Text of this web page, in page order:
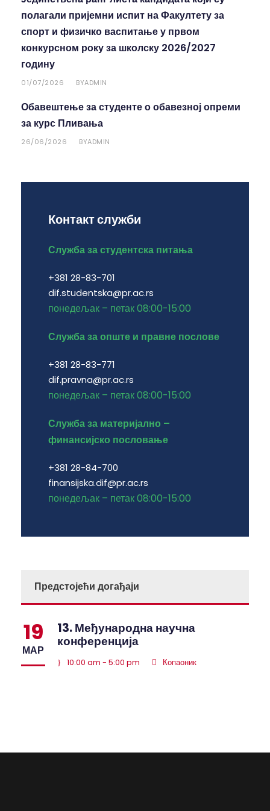
полагали пријемни испит на Факултету за
спорт и физичко васпитање у првом
конкурсном року за школску 2026/2027
годину
01/07/2026 BYADMIN
Обавештење за студенте о обавезној опреми
за курс Пливања
26/06/2026 BYADMIN
Контакт служби
Служба за студентска питања
+381 28-83-701
dif.studentska@pr.ac.rs
понедељак – петак 08:00-15:00
Служба за опште и правне послове
+381 28-83-771
dif.pravna@pr.ac.rs
понедељак – петак 08:00-15:00
Служба за материјално –
финансијско пословање
+381 28-84-700
finansijska.dif@pr.ac.rs
понедељак – петак 08:00-15:00
Предстојећи догађаји
19
МАР
13. Међународна научна
конференција
10:00 am - 5:00 pm Копаоник